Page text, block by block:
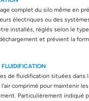
complet du silo même en
électriques ou des
installés, réglés selon le
et prévient la
FLUIDIFICATION
de fluidification situées dans
comprimé pour maintenir
Particulièrement indiqué